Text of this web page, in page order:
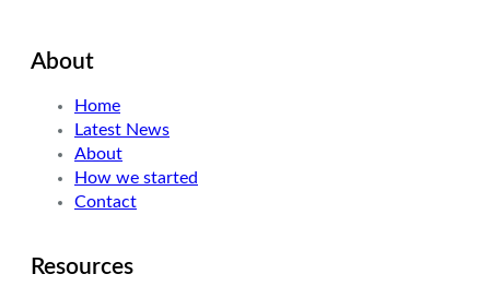
About
Home
Latest News
About
How we started
Contact
Resources